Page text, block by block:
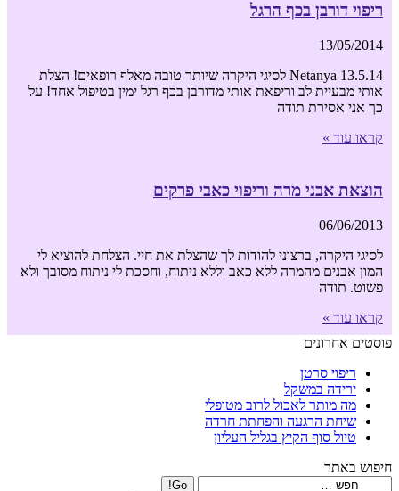
ריפוי דורבן בכף הרגל
13/05/2014
Netanya 13.5.14 לסיגי היקרה שיותר טובה מאלף רופאים! הצלת
אותי מבעיית לב וריפאת אותי מדורבן בכף רגל ימין בטיפול אחד! על
כך אני אסירת תודה
קראו עוד »
הוצאת אבני מרה וריפוי כאבי פרקים
06/06/2013
לסיגי היקרה, ברצוני להודות לך שהצלת את חיי. הצלחת להוציא לי
המון אבנים מהמרה ללא כאב וללא ניתוח, וחסכת לי ניתוח מסובך ולא
פשוט. תודה
קראו עוד »
פוסטים אחרונים
ריפוי סרטן
ירידה במשקל
מה מותר לאכול לרוב מטופלי
שיחת הרגעה והפחתת חרדה
טיול סוף הקיץ בגליל העליון
חיפוש באתר
Search: